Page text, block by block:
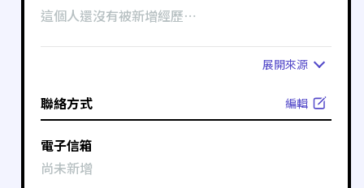
這個人還沒有被新增經歷⋯
展開來源
聯絡方式 編輯
電子信箱
尚未新增